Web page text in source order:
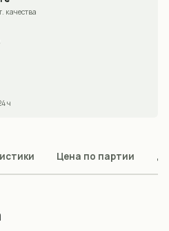
качества
ч
Цена по партии